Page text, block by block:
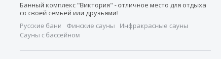
Банный комплекс "Виктория" - отличное место для отдыха
со своей семьей или друзьями!
Русские бани
Финские сауны
Инфракрасные сауны
Сауны с бассейном